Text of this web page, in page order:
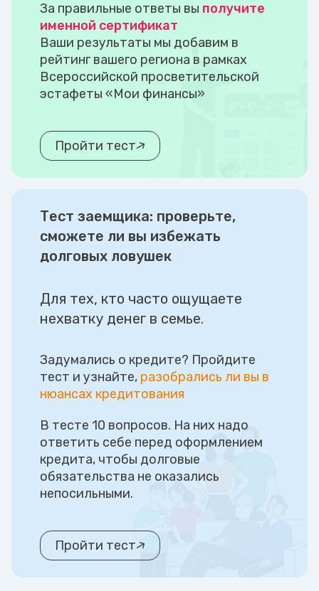
За правильные ответы вы получите
именной сертификат
Ваши результаты мы добавим в
рейтинг вашего региона в рамках
Всероссийской просветительской
эстафеты «Мои финансы»
Пройти тест
Тест заемщика: проверьте,
сможете ли вы избежать
долговых ловушек
Для тех, кто часто ощущаете
нехватку денег в семье.
Задумались о кредите? Пройдите
тест и узнайте, разобрались ли вы в
нюансах кредитования
В тесте 10 вопросов. На них надо
ответить себе перед оформлением
кредита, чтобы долговые
обязательства не оказались
непосильными.
Пройти тест